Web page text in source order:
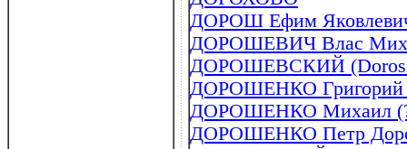
ДОРОШ Ефим
ДОРОШЕВИЧ Влас
ДОРОШЕВСКИЙ
ДОРОШЕНКО Григорий
ДОРОШЕНКО Михаил (?
ДОРОШЕНКО Петр